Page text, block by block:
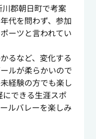
郡朝日町で考案
代を問わず、参加
ーツと言われてい
るなど、変化する
ルが柔らかいので
経験の方でも楽し
できる生涯スポ
ルバレーを楽しみ